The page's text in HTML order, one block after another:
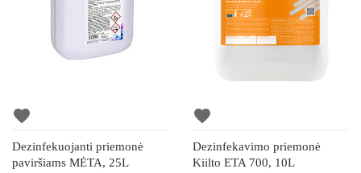
favorite
Dezinfekuojanti priemonė
paviršiams MĖTA, 25L
favorite
Dezinfekavimo priemonė
Kiilto ETA 700, 10L